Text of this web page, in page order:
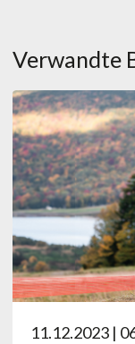
Verwandte
11.12.2023 |